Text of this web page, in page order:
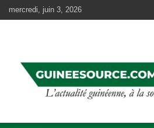
au
mercredi, juin 3, 2026